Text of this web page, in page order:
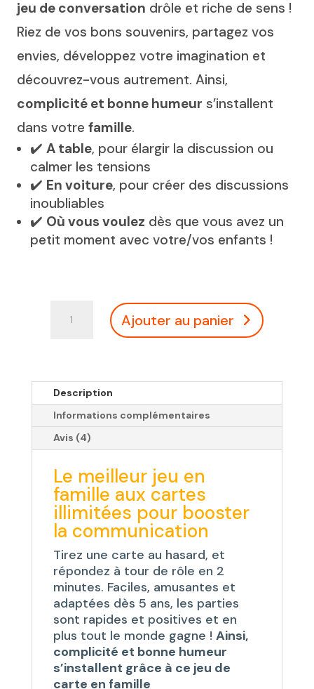
Cartes
Familial
Incontournable
jeu de conversation drôle et riche de sens !
Riez de vos bons souvenirs, partagez vos
envies, développez votre imagination et
découvrez-vous autrement. Ainsi,
complicité et bonne humeur s’installent
dans votre famille.
✔️ A table, pour élargir la discussion ou
calmer les tensions
✔️ En voiture, pour créer des discussions
inoubliables
✔️ Où vous voulez dès que vous avez un
petit moment avec votre/vos enfants !
Bonheur
en
Famille !
®
Le
Jeu
de
Cartes
Familial
Incontournable
Ajouter au panier
Description
Informations complémentaires
Avis (4)
Le meilleur jeu en
famille aux cartes
illimitées pour booster
la communication
Tirez une carte au hasard, et
répondez à tour de rôle en 2
minutes. Faciles, amusantes et
adaptées dès 5 ans, les parties
sont rapides et positives et en
plus tout le monde gagne ! Ainsi,
complicité et bonne humeur
s’installent grâce à ce jeu de
carte en famille